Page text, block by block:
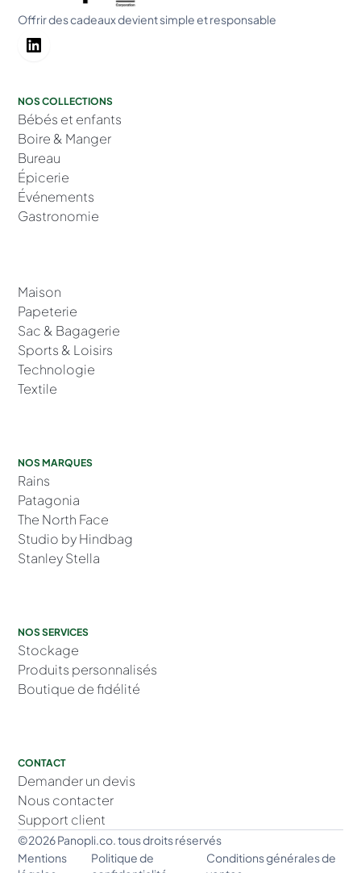
Offrir des cadeaux devient simple et responsable
NOS COLLECTIONS
Bébés et enfants
Boire & Manger
Bureau
Épicerie
Événements
Gastronomie
Maison
Papeterie
Sac & Bagagerie
Sports & Loisirs
Technologie
Textile
NOS MARQUES
Rains
Patagonia
The North Face
Studio by Hindbag
Stanley Stella
NOS SERVICES
Stockage
Produits personnalisés
Boutique de fidélité
CONTACT
Demander un devis
Nous contacter
Support client
©2026 Panopli.co. tous droits réservés
Mentions
Politique de
Conditions générales de